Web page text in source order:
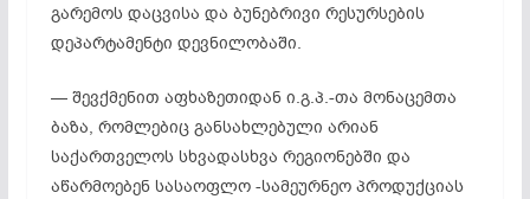
გარემოს დაცვისა და ბუნებრივი რესურსების
დეპარტამენტი დევნილობაში.
— შევქმენით აფხაზეთიდან ი.გ.პ.-თა მონაცემთა
ბაზა, რომლებიც განსახლებული არიან
საქართველოს სხვადასხვა რეგიონებში და
აწარმოებენ სასაოფლო -სამეურნეო პროდუქციას